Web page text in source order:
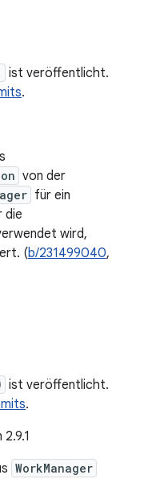
ist veröffentlicht.
.
von der
für ein
die
wird,
(b/231499040,
ist veröffentlicht.
.
WorkManager